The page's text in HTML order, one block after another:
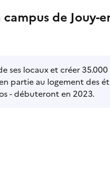
de Jouy-
ses locaux et créer
partie au logement des
- débuteront en 2023.